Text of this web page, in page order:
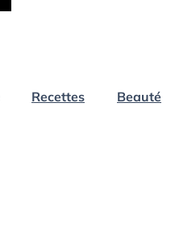
Recettes Beauté